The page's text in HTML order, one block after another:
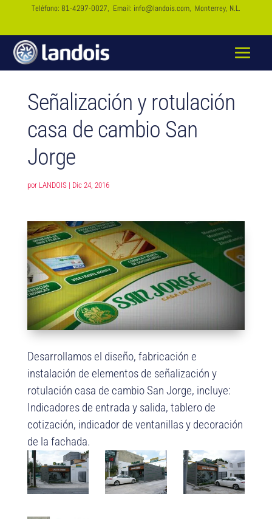
Teléfono: 81-4297-0027, Email: info@landois.com, Monterrey, N.L.
Señalización y rotulación
casa de cambio San
Jorge
por LANDOIS| Dic 24, 2016
Desarrollamos el diseño, fabricación e
instalación de elementos de señalización y
rotulación casa de cambio San Jorge, incluye:
Indicadores de entrada y salida, tablero de
cotización, indicador de ventanillas y decoración
de la fachada.